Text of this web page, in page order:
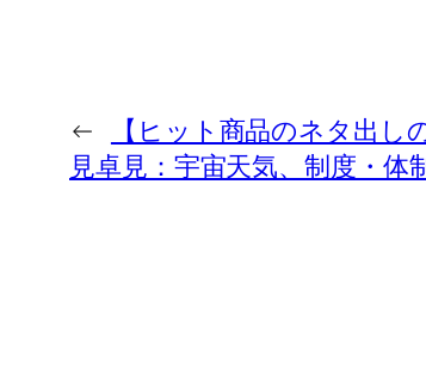
←
【ヒット商品のネタ出
見卓見：宇宙天気、制度・体